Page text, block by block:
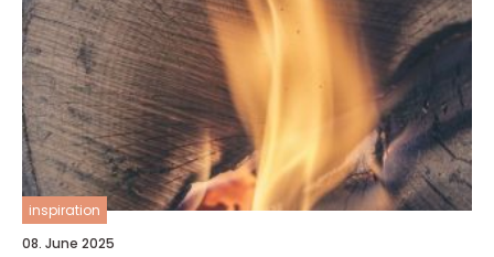
inspiration
08. June 2025